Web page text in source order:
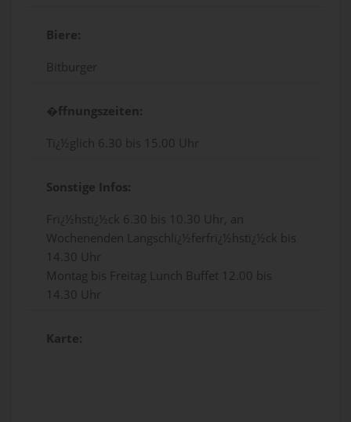
Biere:
Bitburger
�ffnungszeiten:
Tï¿½glich 6.30 bis 15.00 Uhr
Sonstige Infos:
Frï¿½hstï¿½ck 6.30 bis 10.30 Uhr, an
Wochenenden Langschlï¿½ferfrï¿½hstï¿½ck bis
14.30 Uhr
Montag bis Freitag Lunch Buffet 12.00 bis
14.30 Uhr
Karte: